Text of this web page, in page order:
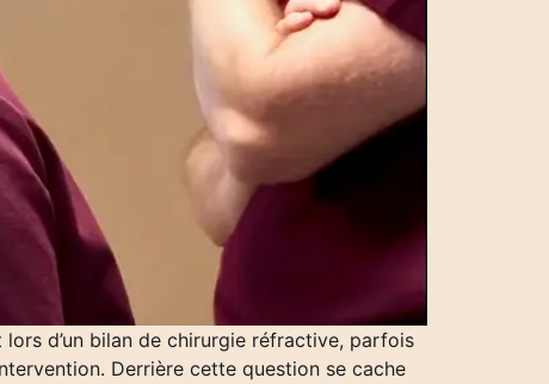
d’un bilan de chirurgie réfractive, parfois
Derrière cette question se cache